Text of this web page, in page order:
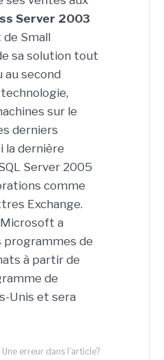
Server 2003
Small
sa solution tout
au second
sur le
derniers
la dernière
Server 2005
comme
Exchange.
Microsoft a
programmes de
à partir de
de
Unis et sera
Une erreur dans l'article?